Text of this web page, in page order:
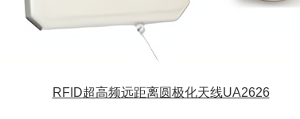
RFID超高频远距离圆极化天线UA2626